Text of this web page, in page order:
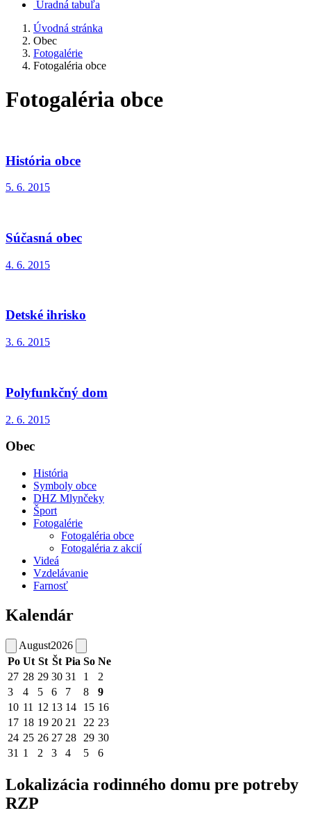
Úradná tabuľa
Úvodná stránka
Obec
Fotogalérie
Fotogaléria obce
Fotogaléria obce
História obce
5. 6. 2015
Súčasná obec
4. 6. 2015
Detské ihrisko
3. 6. 2015
Polyfunkčný dom
2. 6. 2015
Obec
História
Symboly obce
DHZ Mlynčeky
Šport
Fotogalérie
Fotogaléria obce
Fotogaléria z akcií
Videá
Vzdelávanie
Farnosť
Kalendár
August2026
Po Ut St Št Pia So Ne
27 28 29 30 31 1
2
3
4 5 6 7 8
9
10 11 12 13 14 15 16
17 18 19 20 21 22 23
24 25 26 27 28 29 30
31 1 2 3 4 5 6
Lokalizácia rodinného domu pre potreby
RZP